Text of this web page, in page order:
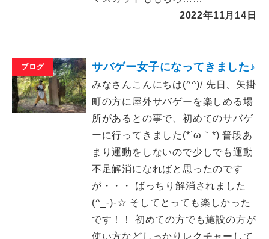
2022年11月14日
ブログ サバゲー女子になってきました♪
みなさんこんにちは(^^)/ 先日、矢掛
町の方に屋外サバゲーを楽しめる場
所があるとの事で、初めてのサバゲ
ーに行ってきました(*´ω｀*) 普段あ
まり運動をしないので少しでも運動
不足解消になればと思ったのです
が・・・ ばっちり解消されました
(^_-)-☆ そしてとっても楽しかった
です！！ 初めての方でも施設の方が
使い方などしっかりレクチャーして